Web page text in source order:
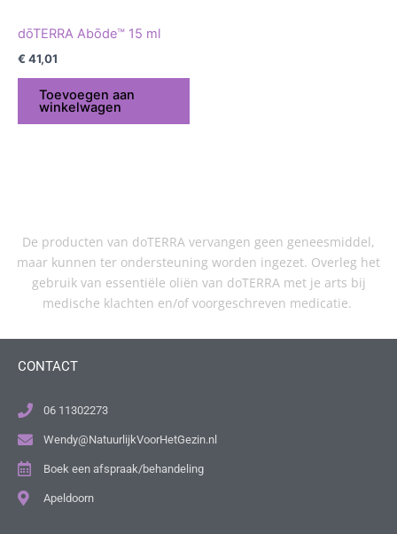
dōTERRA Abōde™ 15 ml
€ 41,01
Toevoegen aan
winkelwagen
De producten van doTERRA vervangen geen geneesmiddel,
maar kunnen ter ondersteuning worden ingezet. Overleg het
gebruik van essentiële oliën van doTERRA met je arts bij
medische klachten en/of voorgeschreven medicatie.
CONTACT
06 11302273
Wendy@NatuurlijkVoorHetGezin.nl
Boek een afspraak/behandeling
Apeldoorn